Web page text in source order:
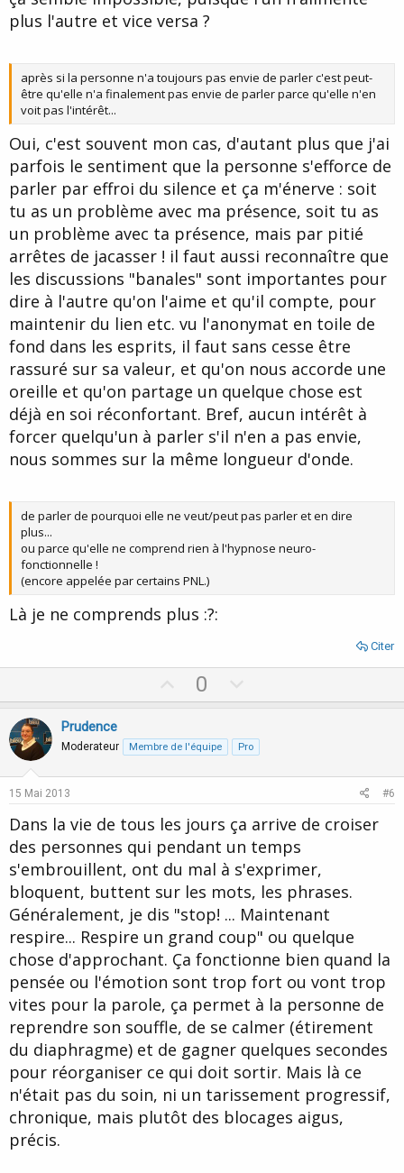
plus l'autre et vice versa ?
après si la personne n'a toujours pas envie de parler c'est peut-
être qu'elle n'a finalement pas envie de parler parce qu'elle n'en
voit pas l'intérêt...
Oui, c'est souvent mon cas, d'autant plus que j'ai
parfois le sentiment que la personne s'efforce de
parler par effroi du silence et ça m'énerve : soit
tu as un problème avec ma présence, soit tu as
un problème avec ta présence, mais par pitié
arrêtes de jacasser ! il faut aussi reconnaître que
les discussions "banales" sont importantes pour
dire à l'autre qu'on l'aime et qu'il compte, pour
maintenir du lien etc. vu l'anonymat en toile de
fond dans les esprits, il faut sans cesse être
rassuré sur sa valeur, et qu'on nous accorde une
oreille et qu'on partage un quelque chose est
déjà en soi réconfortant. Bref, aucun intérêt à
forcer quelqu'un à parler s'il n'en a pas envie,
nous sommes sur la même longueur d'onde.
de parler de pourquoi elle ne veut/peut pas parler et en dire
plus...
ou parce qu'elle ne comprend rien à l'hypnose neuro-
fonctionnelle !
(encore appelée par certains PNL.)
Là je ne comprends plus :?:
Citer
p
o
t
0
o
n
v
e
Prudence
Moderateur Membre de l'équipe Pro
15 Mai 2013 #6
Dans la vie de tous les jours ça arrive de croiser
des personnes qui pendant un temps
s'embrouillent, ont du mal à s'exprimer,
bloquent, buttent sur les mots, les phrases.
Généralement, je dis "stop! ... Maintenant
respire... Respire un grand coup" ou quelque
chose d'approchant. Ça fonctionne bien quand la
pensée ou l'émotion sont trop fort ou vont trop
vites pour la parole, ça permet à la personne de
reprendre son souffle, de se calmer (étirement
du diaphragme) et de gagner quelques secondes
pour réorganiser ce qui doit sortir. Mais là ce
n'était pas du soin, ni un tarissement progressif,
chronique, mais plutôt des blocages aigus,
précis.